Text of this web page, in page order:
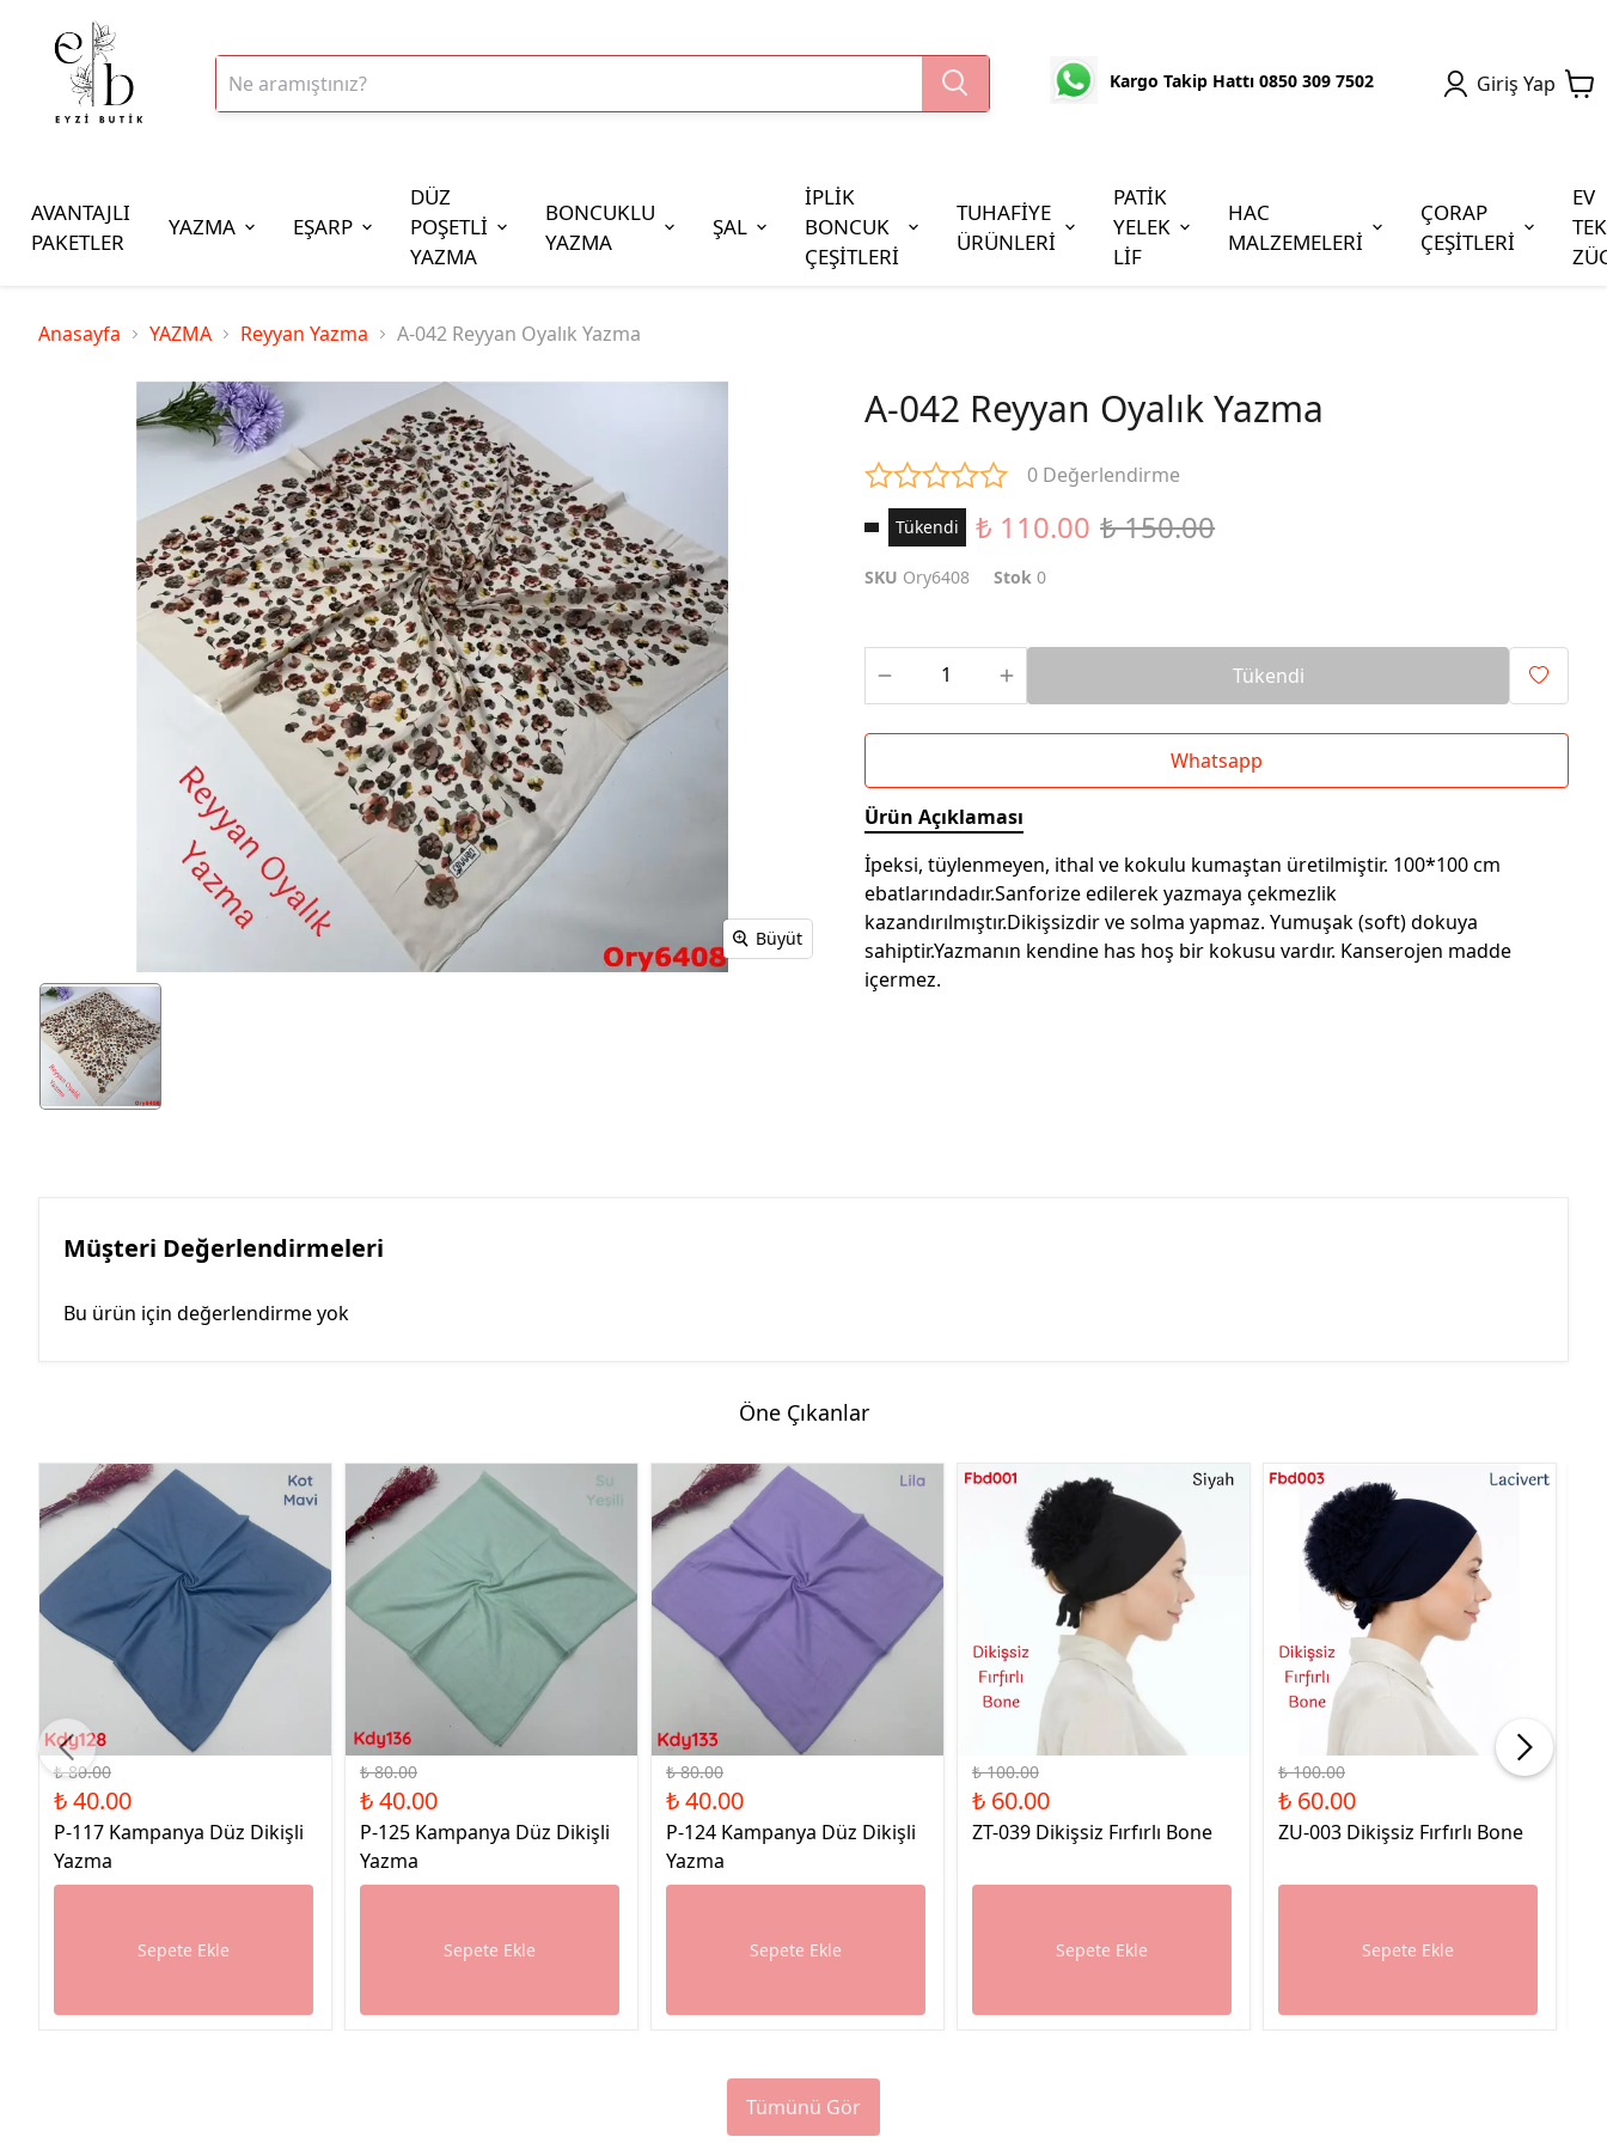
Kargo Takip Hattı 0850 309 7502 Giriş Yap
AVANTAJLI
PAKETLER
YAZMA EŞARP
DÜZ
POŞETLİ
YAZMA
BONCUKLU
YAZMA
ŞAL
İPLİK
BONCUK
ÇEŞİTLERİ
İplik Çeşitleri
20gr Reyyan Polyester İp
100gr Altınbaşak Polyester İp
350gr Altınbaşak Polyester İp
Cezaevi Boncuğu
TUHAFİYE
ÜRÜNLERİ
PATİK
YELEK
LİF
HAC
MALZEMELERİ
ÇORAP
ÇEŞİTLERİ
EV
Anasayfa YAZMA Reyyan Yazma A-042 Reyyan Oyalık Yazma
Büyüt
A-042 Reyyan Oyalık Yazma
0 Değerlendirme
Tükendi ₺ 110.00 ₺ 150.00
SKU Ory6408 Stok 0
Tükendi
Whatsapp
Ürün Açıklaması
İpeksi, tüylenmeyen, ithal ve kokulu kumaştan üretilmiştir. 100*100 cm
ebatlarındadır.Sanforize edilerek yazmaya çekmezlik
kazandırılmıştır.Dikişsizdir ve solma yapmaz. Yumuşak (soft) dokuya
sahiptir.Yazmanın kendine has hoş bir kokusu vardır. Kanserojen madde
içermez.
Müşteri Değerlendirmeleri
Bu ürün için değerlendirme yok
Öne Çıkanlar
%50 İndirim
₺ 80.00
₺ 40.00
P-117 Kampanya Düz Dikişli
Yazma
Sepete Ekle
%50 İndirim
₺ 80.00
₺ 40.00
P-125 Kampanya Düz Dikişli
Yazma
Sepete Ekle
%50 İndirim
₺ 80.00
₺ 40.00
P-124 Kampanya Düz Dikişli
Yazma
Sepete Ekle
%40 İndirim
₺ 100.00
₺ 60.00
ZT-039 Dikişsiz Fırfırlı Bone
Sepete Ekle
₺ 100.00
₺ 60.00
ZU-003 Dikişsiz Fırfırlı Bone
Sepete Ekle
Tümünü Gör